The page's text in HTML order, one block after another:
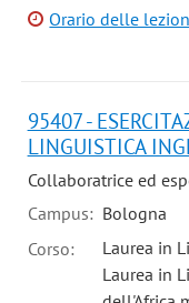
Orario delle
95407 -
LINGUISTICA
Collaboratrice ed
Campus: Bologna
Corso:
Laurea in
Laurea in